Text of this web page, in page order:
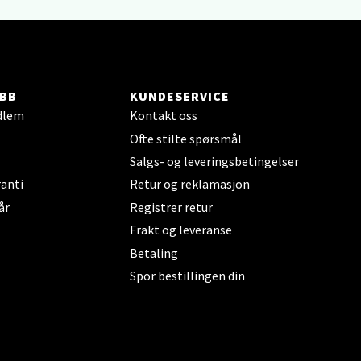
KUNDESERVICE
Kontakt oss
Ofte stilte spørsmål
Salgs- og leveringsbetingelser
Retur og reklamasjon
Registrer retur
Frakt og leveranse
Betaling
Spor bestillingen din